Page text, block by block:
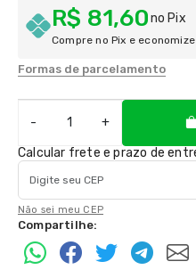
R$ 81,60no Pix
Compre no Pix e economize
Formas de parcelamento
- +
Calcular frete e prazo de
Não sei meu CEP
Compartilhe: